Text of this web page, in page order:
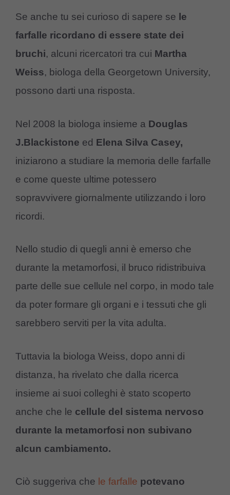
Se anche tu sei curioso di sapere se le
farfalle ricordano di essere state dei
bruchi, alcuni ricercatori tra cui Martha
Weiss, biologa della Georgetown University,
possono darti una risposta.
Nel 2008 la biologa insieme a Douglas
J.Blackistone ed Elena Silva Casey,
iniziarono a studiare la memoria delle farfalle
e come queste ultime potessero
sopravvivere giornalmente utilizzando i loro
ricordi.
Nello studio di quegli anni è emerso che
durante la metamorfosi, il bruco ridistribuiva
parte delle sue cellule nel corpo, in modo tale
da poter formare gli organi e i tessuti che gli
sarebbero serviti per la vita adulta.
Tuttavia la biologa Weiss, dopo anni di
distanza, ha rivelato che dalla ricerca
insieme ai suoi colleghi è stato scoperto
anche che le cellule del sistema nervoso
durante la metamorfosi non subivano
alcun cambiamento.
Ciò suggeriva che le farfalle potevano